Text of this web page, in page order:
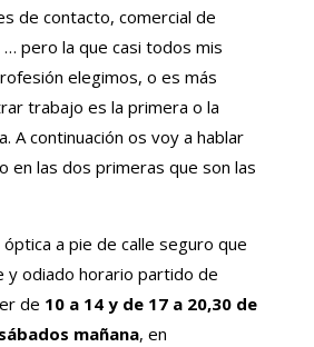
de contacto, comercial de
pero la que casi todos mis
elegimos, o es más
trabajo es la primera o la
A continuación os voy a hablar
en las dos primeras que son las
a pie de calle seguro que
odiado horario partido de
de 10 a 14 y de 17 a 20,30 de
mañana, en